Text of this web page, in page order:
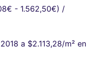
- 1.562,50€) /
a $2.113,28/m² en